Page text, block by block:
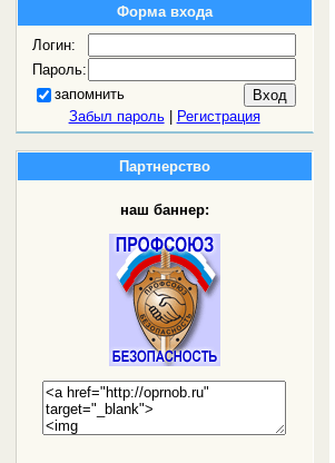
Форма входа
Логин:
Пароль:
запомнить
Забыл пароль| Регистрация
Партнерство
наш баннер: